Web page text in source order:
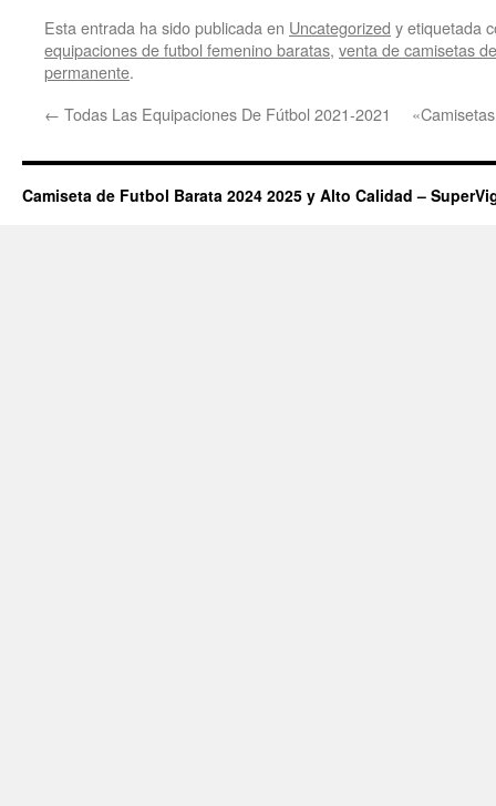
Esta entrada ha sido publicada en Uncategorized y etiquetada
equipaciones de futbol femenino baratas, venta de camisetas
permanente.
← Todas Las Equipaciones De Fútbol 2021-2021
Camiseta de Futbol Barata 2024 2025 y Alto Calidad –